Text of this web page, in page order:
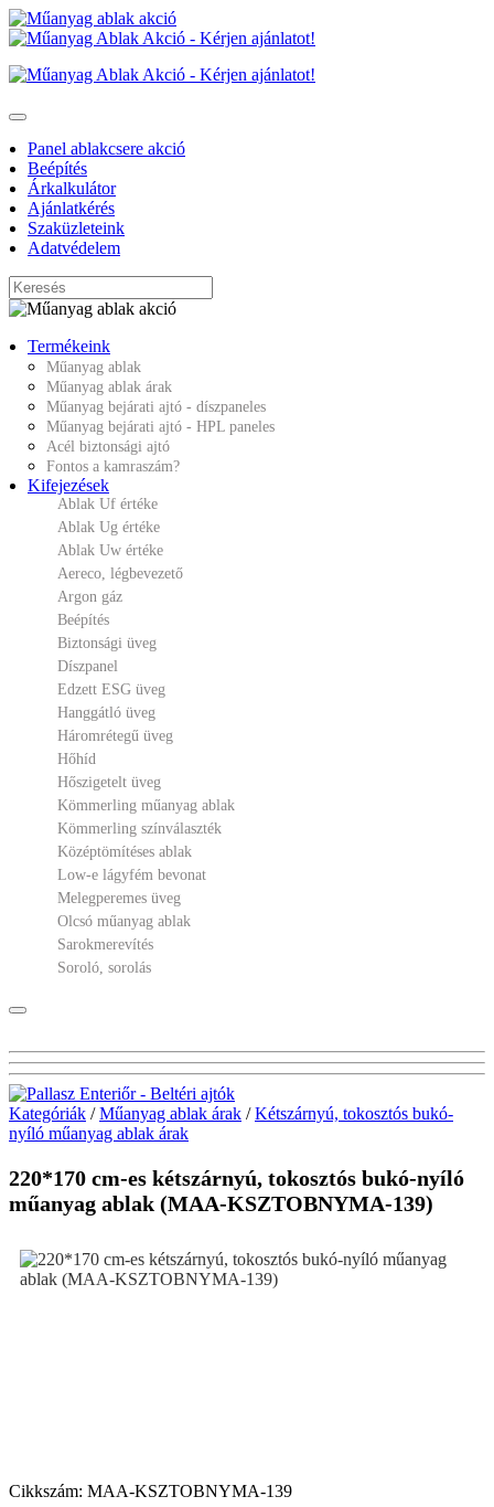
Panel ablakcsere akció
Beépítés
Árkalkulátor
Ajánlatkérés
Szaküzleteink
Adatvédelem
Termékeink
Műanyag ablak
Műanyag ablak árak
Műanyag bejárati ajtó - díszpaneles
Műanyag bejárati ajtó - HPL paneles
Acél biztonsági ajtó
Fontos a kamraszám?
Kifejezések
Ablak Uf értéke
Ablak Ug értéke
Ablak Uw értéke
Aereco, légbevezető
Argon gáz
Beépítés
Biztonsági üveg
Díszpanel
Edzett ESG üveg
Hanggátló üveg
Háromrétegű üveg
Hőhíd
Hőszigetelt üveg
Kömmerling műanyag ablak
Kömmerling színválaszték
Középtömítéses ablak
Low-e lágyfém bevonat
Melegperemes üveg
Olcsó műanyag ablak
Sarokmerevítés
Soroló, sorolás
Kategóriák /Műanyag ablak árak /Kétszárnyú, tokosztós bukó-
nyíló műanyag ablak árak
220*170 cm-es kétszárnyú, tokosztós bukó-nyíló
műanyag ablak (MAA-KSZTOBNYMA-139)
Cikkszám: MAA-KSZTOBNYMA-139